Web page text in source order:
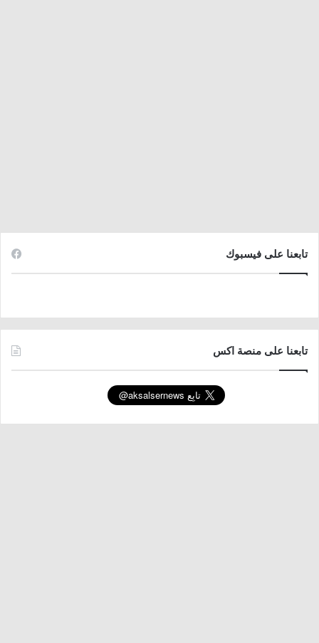
تابعنا على فيسبوك
تابعنا على منصة اكس